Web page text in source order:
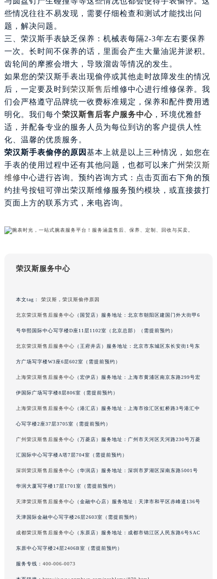
长春市朝阳区西安大路727号中银大厦A座(旺进大厦)18层09室（需提前预约）
贵阳市南明区都司高架桥路33号亨特国际金融中心14楼14D（需提前预约）
唐山市路南区新华东道100号万达广场写字楼A座10层1002室（需提前预约）
台州市椒江区东海大道1800号腾达中心东1幢20楼2002室（需提前预约）
内蒙古自治区呼和浩特市玉泉区大学西街70号华润万象城写字楼（鄂尔多斯大厦）23层2326室（需提前预约）
甘肃省兰州市七里河区西津西路16号兰州中心写字楼21层2102室（需提前预约）
黑龙江省大庆市萨尔图区会战大街荣汉斯售后服务中心（需提前预约）
黑龙江省鹤岗市向阳区红军路荣汉斯售后服务中心（需提前预约）
黑龙江省黑河市爱辉区中央街荣汉斯售后服务中心（需提前预约）
黑龙江省鸡西市鸡冠区红军路荣汉斯售后服务中心（需提前预约）
吉林省白山市浑江区浑江大街荣汉斯售后服务中心（需提前预约）
吉林省吉林市船营区河南街荣汉斯售后服务中心（需提前预约）
吉林省辽源市龙山区人民大街荣汉斯售后服务中心（需提前预约）
吉林省延边市延吉市解放路荣汉斯售后服务中心（需提前预约）
辽宁省鞍山市铁东区站前街荣汉斯售后服务中心（需提前预约）
辽宁省本溪市平山区胜利路荣汉斯售后服务中心（需提前预约）
辽宁省朝阳市双塔区新华路荣汉斯售后服务中心（需提前预约）
辽宁省辽阳市白塔区新运大街荣汉斯售后服务中心（需提前预约）
辽宁省铁岭市银州区南马路荣汉斯售后服务中心（需提前预约）
些情况往往不易发现，需要仔细检查和测试才能找出问
题，解决问题。
三、荣汉斯手表缺乏保养：机械表每隔2-3年左右要保养
一次。长时间不保养的话，里面会产生大量油泥并淤积。
齿轮间的摩擦会增大，导致溜齿等情况的发生。
如果您的荣汉斯手表出现偷停或其他走时故障发生的情况
后，一定要及时到 荣汉斯售后维修中心进行维修保养。我
们会严格遵守品牌统一收费标准规定，保养和配件费用透
明化。我们每个荣汉斯售后客户服务中心，环境优雅舒
适，并配备专业的服务人员为每位到访的客户提供人性
化、温馨的优质服务。
荣汉斯手表偷停的原因 基本上就是以上三种情况，如您在
手表的使用过程中还有其他问题，也都可以来广州 荣汉斯
维修中心进行咨询。预约咨询方式：点击页面右下角的预
约挂号按钮可弹出荣汉斯维修服务预约模块，或直接拨打
页面上方的联系方式，来电咨询。
荣汉斯服务中心
本文tag： 荣汉斯 ， 荣汉斯偷停原因
北京荣汉斯售后服务中心 （国贸店）服务地址：北京市朝阳区建国门外大街甲6
号华熙国际中心写字楼D座11层1102室（北京总部）（需提前预约）
北京荣汉斯售后服务中心 （王府井店）服务地址：北京市东城区东长安街1号东
方广场写字楼W3座6层602室（需提前预约）
上海荣汉斯售后服务中心 （宏伊店）服务地址：上海市黄浦区南京东路299号宏
伊国际广场写字楼8层806室（需提前预约）
上海荣汉斯售后服务中心 （港汇店）服务地址：上海市徐汇区虹桥路3号港汇中
心写字楼2座37层3705室（需提前预约）
广州荣汉斯售后服务中心 （万菱店）服务地址：广州市天河区天河路230号万菱
汇国际中心写字楼A塔7层704室（需提前预约）
深圳荣汉斯售后服务中心 （华润店）服务地址：深圳市罗湖区深南东路5001号
华润大厦写字楼17层1701室（需提前预约）
天津荣汉斯售后服务中心 （金融中心店）服务地址：天津市和平区赤峰道136号
天津国际金融中心写字楼26层2603室（需提前预约）
成都荣汉斯售后服务中心 （东原店）服务地址：成都市锦江区人民东路6号SAC
东原中心写字楼24层2406B室（需提前预约）
服务专线： 400-006-0073